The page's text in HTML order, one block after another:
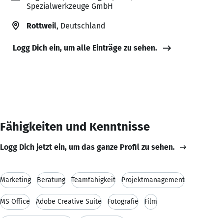
Spezialwerkzeuge GmbH
Rottweil, Deutschland
Logg Dich ein, um alle Einträge zu sehen.
Fähigkeiten und Kenntnisse
Logg Dich jetzt ein, um das ganze Profil zu sehen.
Marketing Beratung Teamfähigkeit Projektmanagement
MS Office Adobe Creative Suite Fotografie Film